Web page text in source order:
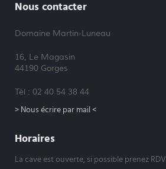
Nous contacter
Domaine Martin-Luneau
16, Le Magasin
44190 Gorges
Tél : 02 40 54 38 44
> Nous écrire par mail <
Horaires
La cave est ouverte, si possible prenez RDV